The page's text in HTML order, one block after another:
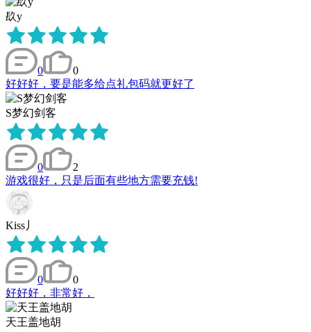
镹y
0
0
好好好，要是能多给点礼包码就更好了
S梦幻剑客
0
2
游戏很好，只是后面有些地方需要充钱!
Kiss丿
0
0
好好好，非常好，
天王盖地胡